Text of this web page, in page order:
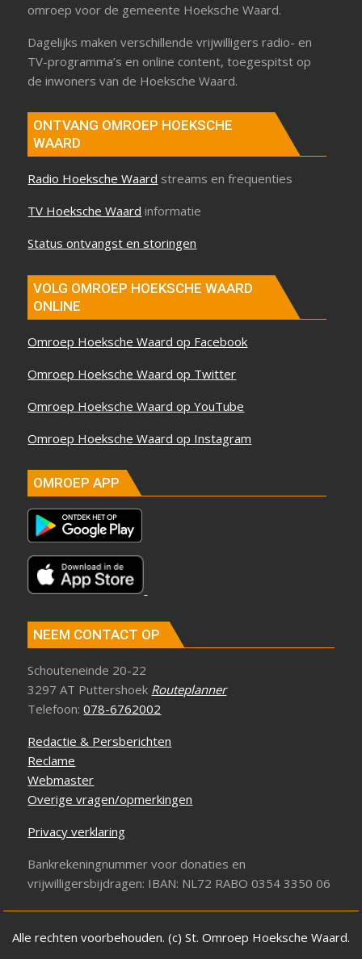
omroep voor de gemeente Hoeksche Waard.
Dagelijks maken verschillende vrijwilligers radio- en
TV-programma’s en online content, toegespitst op
de inwoners van de Hoeksche Waard.
ONTVANG OMROEP HOEKSCHE
WAARD
Radio Hoeksche Waard streams en frequenties
TV Hoeksche Waard informatie
Status ontvangst en storingen
VOLG OMROEP HOEKSCHE WAARD
ONLINE
Omroep Hoeksche Waard op Facebook
Omroep Hoeksche Waard op Twitter
Omroep Hoeksche Waard op YouTube
Omroep Hoeksche Waard op Instagram
OMROEP APP
NEEM CONTACT OP
Schouteneinde 20-22
3297 AT Puttershoek Routeplanner
Telefoon:078-6762002
Redactie & Persberichten
Reclame
Webmaster
Overige vragen/opmerkingen
Privacy verklaring
Bankrekeningnummer voor donaties en
vrijwilligersbijdragen: IBAN: NL72 RABO 0354 3350 06
Alle rechten voorbehouden. (c) St. Omroep Hoeksche Waard.